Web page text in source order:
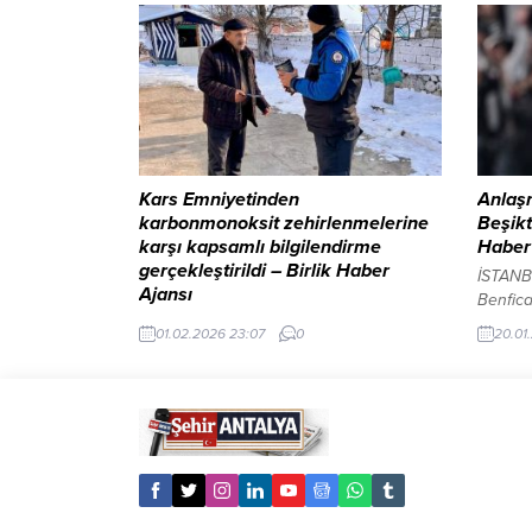
yeniden çekmenin hayalini kuran Doug
ve Griff’in, orta yaş krizine girdikleri bir
dönemde atıldıkları eğlenceli ve aksiyon
dolu macerayı konu alıyor....
olarak
Kars Emniyetinden
karbonmonoksit zehirlenmelerine
karşı kapsamlı bilgilendirme
gerçekleştirildi – Birlik Haber
Ajansı
KARS-BHA Çalışmalar kapsamında
cadde ve sokaklarda vatandaşlara
zehirlenmeye yol açan durumlar, erken
belirtiler ve alınması gereken önlemler
soba, kombi, şofben ve benzeri yakıtla
çalışan cihazların düzenli bakımının
01.02.2026 23:07 0
milyon
avro